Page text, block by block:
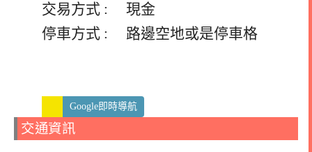
交易方式 : 現金
停車方式 : 路邊空地或是停車格
Google即時導航
交通資訊